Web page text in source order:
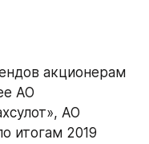
акционерам
АО
АО
итогам 2019